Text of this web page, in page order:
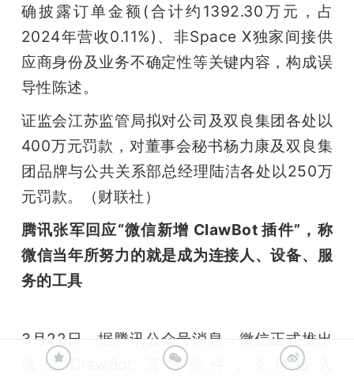
确披露订单金额(合计约1392.30万元，占
2024年营收0.11%)、非Space X独家间接供
应商身份及业务不确定性等关键内容，构成误
导性陈述。
证监会江苏监管局拟对公司及双良集团各处以
400万元罚款，对董事会秘书杨力康及双良集
团品牌与公共关系部总经理陆洁各处以250万
元罚款。（财联社）
腾讯张军回应“微信新增 ClawBot 插件”，称
微信当年所努力的就是成为连接人、设备、服
务的工具
3月22日，据腾讯公众号消息，微信正式推出
微信“ClawBot”官方插件，支持接入